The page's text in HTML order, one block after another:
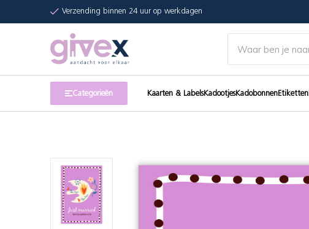
Verzending binnen 24 uur op werkdagen
Categorieën Kaarten & LabelsKadootjesKadobonnenEtiketten